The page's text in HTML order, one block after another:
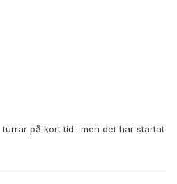
på kort tid.. men det har startat